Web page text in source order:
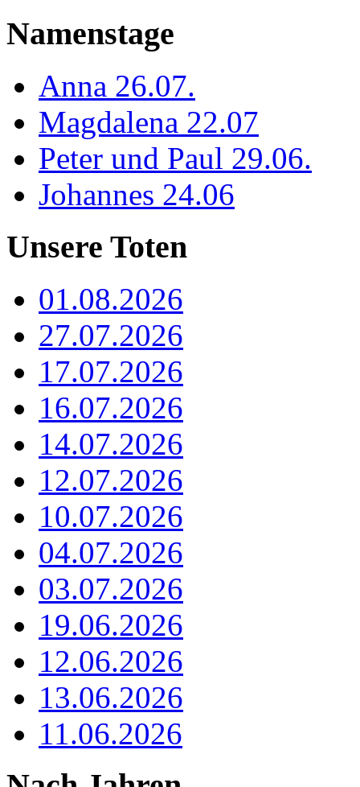
Namenstage
Anna 26.07.
Magdalena 22.07
Peter und Paul 29.06.
Johannes 24.06
Unsere Toten
01.08.2026
27.07.2026
17.07.2026
16.07.2026
14.07.2026
12.07.2026
10.07.2026
04.07.2026
03.07.2026
19.06.2026
12.06.2026
13.06.2026
11.06.2026